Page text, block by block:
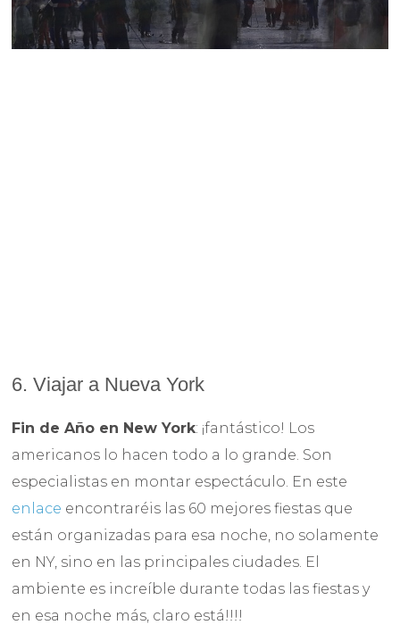
6. Viajar a Nueva York
Fin de Año en New York: ¡fantástico! Los
americanos lo hacen todo a lo grande. Son
especialistas en montar espectáculo. En este
enlace encontraréis las 60 mejores fiestas que
están organizadas para esa noche, no solamente
en NY, sino en las principales ciudades. El
ambiente es increíble durante todas las fiestas y
en esa noche más, claro está!!!!